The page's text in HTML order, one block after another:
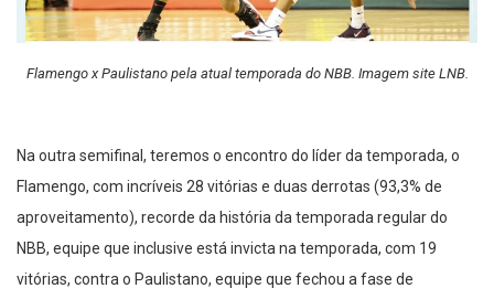
Flamengo x Paulistano pela atual temporada do NBB. Imagem site LNB.
Na outra semifinal, teremos o encontro do líder da temporada, o
Flamengo, com incríveis 28 vitórias e duas derrotas (93,3% de
aproveitamento), recorde da história da temporada regular do
NBB, equipe que inclusive está invicta na temporada, com 19
vitórias, contra o Paulistano, equipe que fechou a fase de